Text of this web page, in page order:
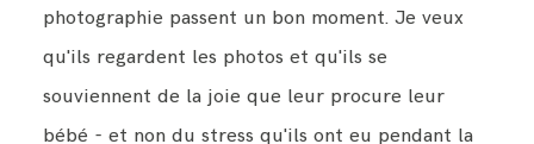
photographie passent un bon moment. Je veux
qu'ils regardent les photos et qu'ils se
souviennent de la joie que leur procure leur
bébé - et non du stress qu'ils ont eu pendant la
CONTACT ME